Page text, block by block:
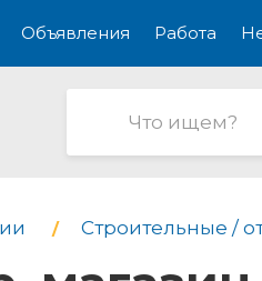
Объявления Работа
Строительные /